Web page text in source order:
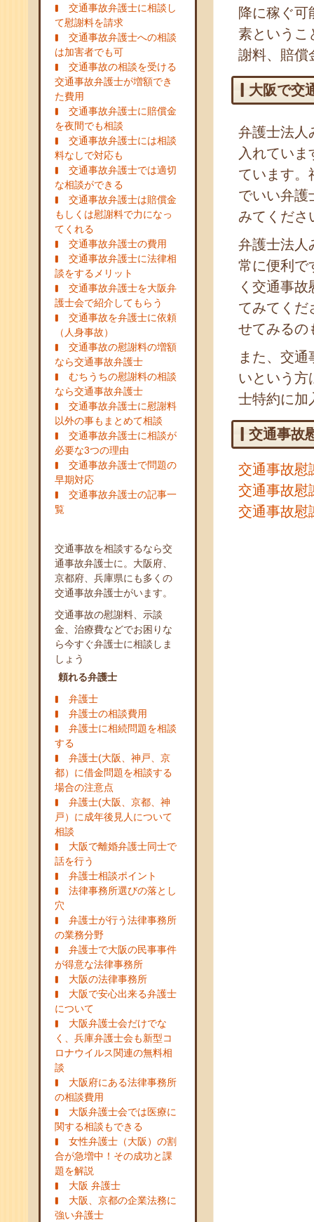
交通事故弁護士に相談し
て慰謝料を請求
交通事故弁護士への相談
は加害者でも可
交通事故の相談を受ける
交通事故弁護士が増額でき
た費用
交通事故弁護士に賠償金
を夜間でも相談
交通事故弁護士には相談
料なしで対応も
交通事故弁護士では適切
な相談ができる
交通事故弁護士は賠償金
もしくは慰謝料で力になっ
てくれる
交通事故弁護士の費用
交通事故弁護士に法律相
談をするメリット
交通事故弁護士を大阪弁
護士会で紹介してもらう
交通事故を弁護士に依頼
（人身事故）
交通事故の慰謝料の増額
なら交通事故弁護士
むちうちの慰謝料の相談
なら交通事故弁護士
交通事故弁護士に慰謝料
以外の事もまとめて相談
交通事故弁護士に相談が
必要な3つの理由
交通事故弁護士で問題の
早期対応
交通事故弁護士の記事一
覧
交通事故を相談するなら交
通事故弁護士に。大阪府、
京都府、兵庫県にも多くの
交通事故弁護士がいます。
交通事故の慰謝料、示談
金、治療費などでお困りな
ら今すぐ弁護士に相談しま
しょう
頼れる弁護士
弁護士
弁護士の相談費用
弁護士に相続問題を相談
する
弁護士(大阪、神戸、京
都）に借金問題を相談する
場合の注意点
弁護士(大阪、京都、神
戸）に成年後見人について
相談
大阪で離婚弁護士同士で
話を行う
弁護士相談ポイント
法律事務所選びの落とし
穴
弁護士が行う法律事務所
の業務分野
弁護士で大阪の民事事件
が得意な法律事務所
大阪の法律事務所
大阪で安心出来る弁護士
について
大阪弁護士会だけでな
く、兵庫弁護士会も新型コ
ロナウイルス関連の無料相
談
大阪府にある法律事務所
の相談費用
大阪弁護士会では医療に
関する相談もできる
女性弁護士（大阪）の割
合が急増中！その成功と課
題を解説
大阪 弁護士
大阪、京都の企業法務に
強い弁護士
降に稼ぐ可
素というこ
謝料、賠償
大阪で交
弁護士法人
入れてい
ています。
でいい弁護
みてくださ
弁護士法人
常に便利で
く交通事
てみてくだ
せてみるの
また、交
いという方
士特約に加
交通事故
交通事故慰
交通事故慰
交通事故慰